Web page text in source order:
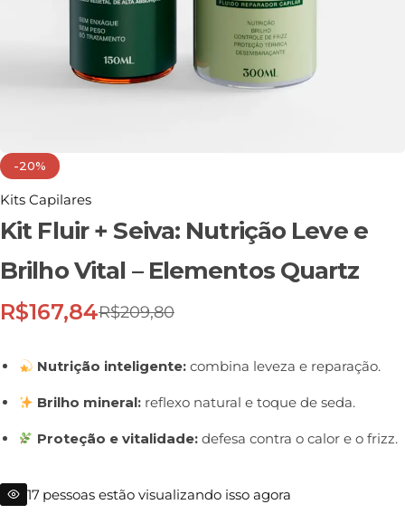
-20%
Kits Capilares
Kit Fluir + Seiva: Nutrição Leve e
Brilho Vital – Elementos Quartz
R$209,80
R$167,84
Nutrição inteligente:combina leveza e reparação.
Brilho mineral:reflexo natural e toque de seda.
Proteção e vitalidade:defesa contra o calor e o frizz.
17 pessoas estão visualizando isso agora